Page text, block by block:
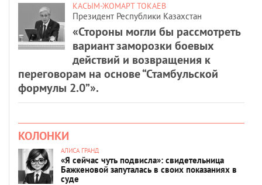
КАСЫМ-ЖОМАРТ ТОКАЕВ
Президент Республики Казахстан
«Стороны могли бы рассмотреть
вариант заморозки боевых
действий и возвращения к
переговорам на основе “Стамбульской
формулы 2.0”».
КОЛОНКИ
АЛИСА ГРАНД
«Я сейчас чуть подвисла»: свидетельница
Бажкеновой запуталась в своих показаниях в
суде